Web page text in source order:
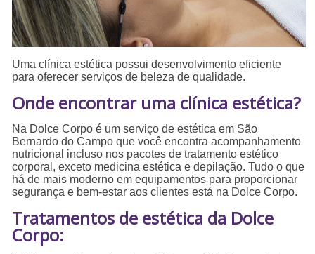
Uma clínica estética possui desenvolvimento eficiente
para oferecer serviços de beleza de qualidade.
Onde encontrar uma clínica estética?
Na Dolce Corpo é um serviço de estética em São
Bernardo do Campo que você encontra acompanhamento
nutricional incluso nos pacotes de tratamento estético
corporal, exceto medicina estética e depilação. Tudo o que
há de mais moderno em equipamentos para proporcionar
segurança e bem-estar aos clientes está na Dolce Corpo.
Tratamentos de estética da Dolce
Corpo: